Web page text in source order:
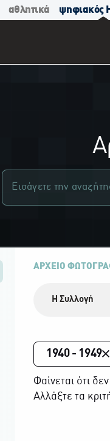
αθλητικά ψηφιακός
ΑΡΧΕΙΟ
Η Συλλογή
1940 - 1949
Φαίνεται ότι
Αλλάξτε τα